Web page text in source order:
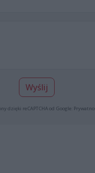
Wyślij
dzięki reCAPTCHA od Google: